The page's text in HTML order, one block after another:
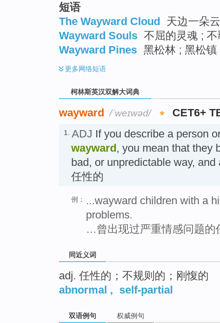
短语
The Wayward Cloud 天边一朵
Wayward Souls 不屈的灵魂 ;
Wayward Pines 黑松林 ; 黑松
更多网络短语
柯林斯英汉双解大词典
wayward /ˈweɪwəd/ CET6+
1. ADJ If you describe a person
wayward, you mean that they
bad, or unpredictable way,
任性的
例：
...wayward children with a
problems.
…曾出现过严重情感问题的
同近义词
adj. 任性的；不规则的；刚愎的
abnormal , self-partial
双语例句 权威例句